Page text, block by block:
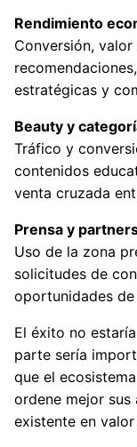
Rendimiento
Conversión,
estratégicas y
Beauty y
Tráfico y
contenidos
venta cruzada
Prensa y
Uso de la zona
solicitudes de
oportunidades
El éxito no
parte sería
que el
ordene mejor
existente en